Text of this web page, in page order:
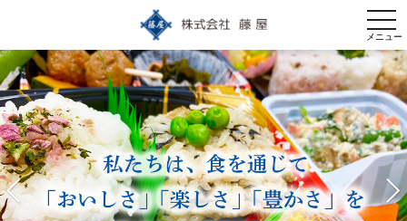
メニュー